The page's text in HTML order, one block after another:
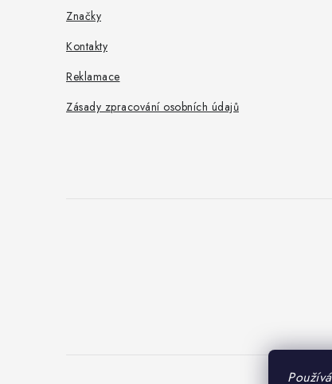
Značky
Kontakty
Reklamace
Zásady zpracování osobních údajů